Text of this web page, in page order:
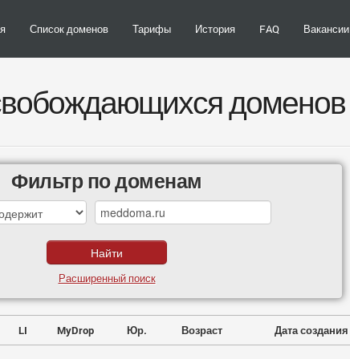
Список доменов Тарифы История FAQ Вакансии
доменов
Фильтр по доменам
Расширенный поиск
LI MyDrop Юр. Возраст Дата создания